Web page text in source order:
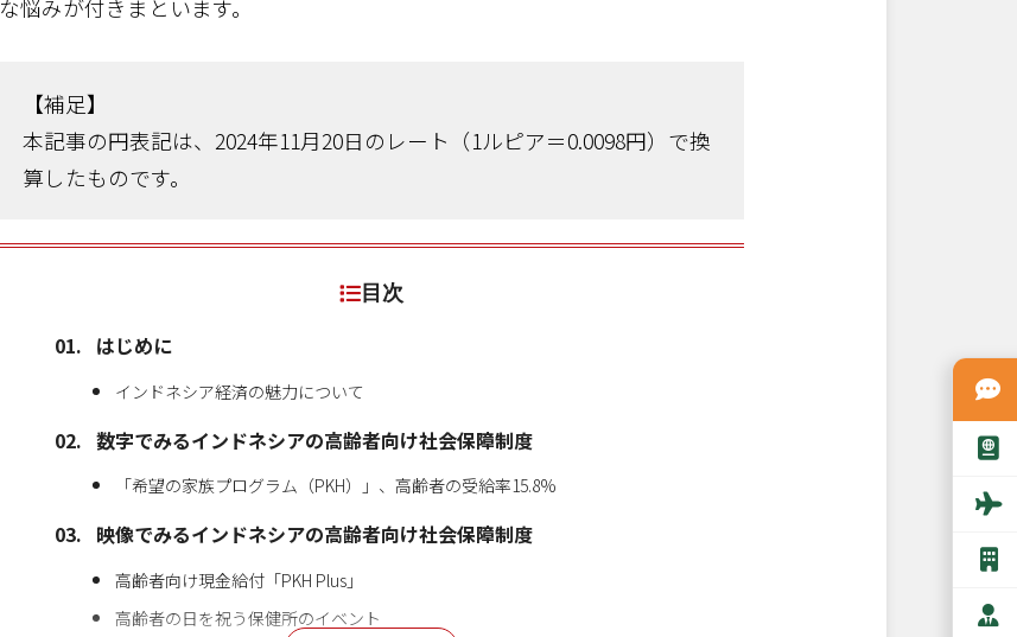
な悩みが付きまといます。
【補足】
本記事の円表記は、2024年11月20日のレート（1ルピア＝0.0098円）で換
算したものです。
目次
はじめに
インドネシア経済の魅力について
数字でみるインドネシアの高齢者向け社会保障制度
「希望の家族プログラム（PKH）」、高齢者の受給率15.8%
映像でみるインドネシアの高齢者向け社会保障制度
高齢者向け現金給付「PKH Plus」
高齢者の日を祝う保健所のイベント